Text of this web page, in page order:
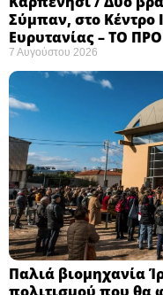
Σύμπαν, στο Κέντρο
Ευρυτανίας – ΤΟ
7 Αυγούστου 2026
Παλιά βιομηχανία
πολιτισμού που θα